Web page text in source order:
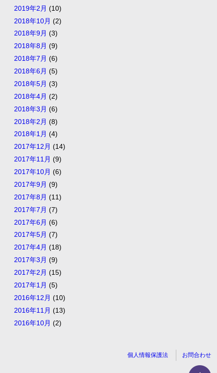
2019年2月 (10)
2018年10月 (2)
2018年9月 (3)
2018年8月 (9)
2018年7月 (6)
2018年6月 (5)
2018年5月 (3)
2018年4月 (2)
2018年3月 (6)
2018年2月 (8)
2018年1月 (4)
2017年12月 (14)
2017年11月 (9)
2017年10月 (6)
2017年9月 (9)
2017年8月 (11)
2017年7月 (7)
2017年6月 (6)
2017年5月 (7)
2017年4月 (18)
2017年3月 (9)
2017年2月 (15)
2017年1月 (5)
2016年12月 (10)
2016年11月 (13)
2016年10月 (2)
個人情報保護法 お問合わせ